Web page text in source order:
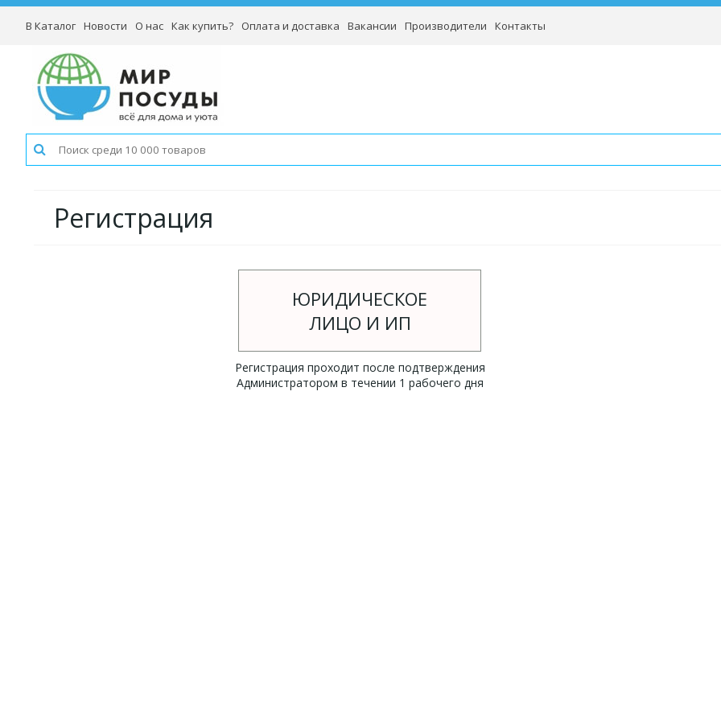
В Каталог Новости О нас Как купить? Оплата и доставка Вакансии Производители Контакты
Регистрация
ЮРИДИЧЕСКОЕ
ЛИЦО И ИП
Регистрация проходит после подтверждения
Администратором в течении 1 рабочего дня